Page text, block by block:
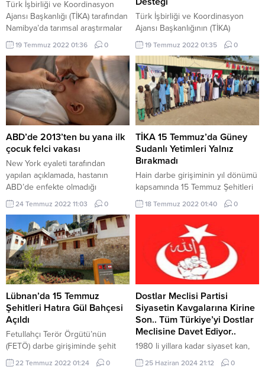
Türk İşbirliği ve Koordinasyon
Ajansı Başkanlığı (TİKA) tarafından
Namibya’da tarımsal araştırmalar
gerçekleştiren ve tohum üreten
Mannheim Tahıl Araştırma
Merkezine soğuk hava deposu
kuruldu. Tarımsal üretimin temel
taşı olan tohum üretimi ve tohum
ıslahı konularında çalışmalar
yapan Namibya’nın kuzeyinde
bulunan Manheim Tahıl Araştırma
Merkezine soğuk hava deposu
kuruldu. İklim değişikliği ve...
19 Temmuz 2022 01:36 0
Türk İşbirliği ve Koordinasyon
Ajansı Başkanlığının (TİKA)
destekleriyle düzenlenen
Uluslararası Dünya Halkları Kültür
Festivali Kırgızistan’da
gerçekleştirildi. TİKA’nın
destekleriyle ve Ankara Kulübü
Derneği Kırgızistan
Koordinatörlüğü tarafından
düzenlenen “Uluslararası Dünya
Halkları Kültür Festivali /
Yarışması” Kırgızistan’ın Çolpan
Ata şehri Issık Gölü bölgesinde
27 Haziran – 2 Temmuz 2022
tarihleri arasında gerçekleştirildi.
Festival...
19 Temmuz 2022 01:35 0
ABD’de 2013’ten bu yana ilk
çocuk felci vakası
New York eyaleti tarafından
yapılan açıklamada, hastanın
ABD’de enfekte olmadığı
aktarılarak, hastanın bazı
ülkelerde kullanılan ve ağız
yoluyla alınan çocuk felci aşısı
olan tip 2 kaynaklı bir çocuk felci
virüsü ile enfekte olduğu belirtildi.
ABD’de 2000 yılında ağız yoluyla
alınan çocuk felci aşısı kullanımı
sonlandırıldı. Felç geçiren
hastanın, yaşı veya...
24 Temmuz 2022 11:03 0
TİKA 15 Temmuz’da Güney
Sudanlı Yetimleri Yalnız
Bırakmadı
Hain darbe girişiminin yıl dönümü
kapsamında 15 Temmuz Şehitleri
saygı ve minnetle anılırken günün
anlamı dolayısıyla Türk İşbirliği ve
Koordinasyon Ajansı
Başkanlığınca (TİKA) Güney
Sudan’da bulunan bir
yetimhanede barınan 300 çocuğa
elbise ve ayakkabı desteğinde
bulunuldu. Demokrasi ve Milli
Birlik Günü dolayısıyla 15 Temmuz
2016’da yaşanan hain darbe
girişimi sırasında...
18 Temmuz 2022 01:40 0
Lübnan’da 15 Temmuz
Şehitleri Hatıra Gül Bahçesi
Açıldı
Fetullahçı Terör Örgütü’nün
(FETÖ) darbe girişiminde şehit
olan 251 kişinin anısına Türk
22 Temmuz 2022 01:24 0
Dostlar Meclisi Partisi
Siyasetin Kavgalarına Kirine
Son.. Tüm Türkiye’yi Dostlar
Meclisine Davet Ediyor..
1980 li yillara kadar siyaset kan,
gözyaşı, kin, kardeş katilligi
25 Haziran 2024 21:12 0